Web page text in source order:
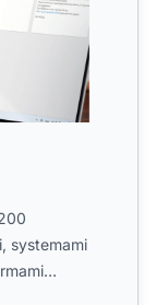
systemami